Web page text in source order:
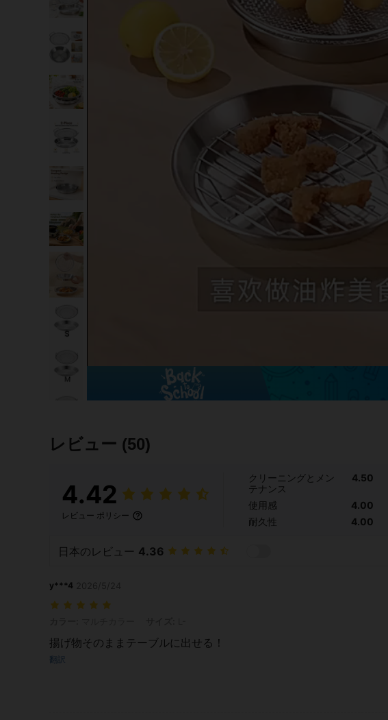
レビュー (50)
4.42
レビュー ポリシー
クリーニングとメン
テナンス
4.50
使用感
4.00
耐久性
4.00
日本のレビュー 4.36
y***4
揚げ物そのままテーブルに出せる！
翻訳